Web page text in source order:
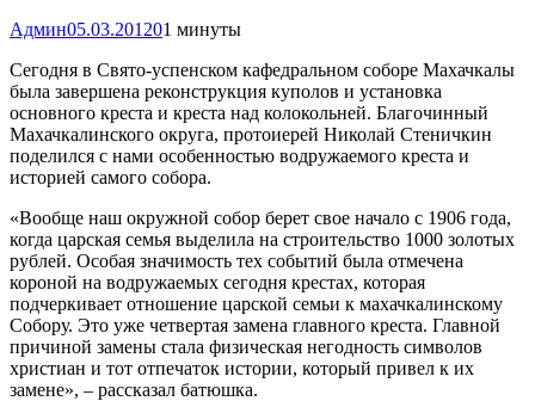
Админ05.03.201201 минуты
Сегодня в Свято-успенском кафедральном соборе Махачкалы
была завершена реконструкция куполов и установка
основного креста и креста над колокольней. Благочинный
Махачкалинского округа, протоиерей Николай Стеничкин
поделился с нами особенностью водружаемого креста и
историей самого собора.
«Вообще наш окружной собор берет свое начало с 1906 года,
когда царская семья выделила на строительство 1000 золотых
рублей. Особая значимость тех событий была отмечена
короной на водружаемых сегодня крестах, которая
подчеркивает отношение царской семьи к махачкалинскому
Собору. Это уже четвертая замена главного креста. Главной
причиной замены стала физическая негодность символов
христиан и тот отпечаток истории, который привел к их
замене», – рассказал батюшка.